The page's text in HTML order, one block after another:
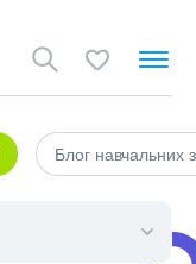
Блог навчальних